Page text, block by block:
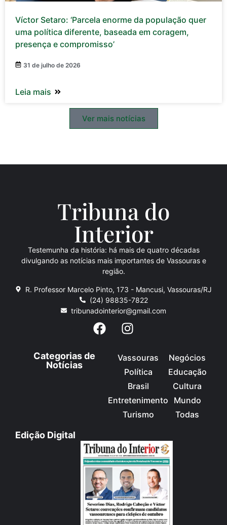
Víctor Setaro: ‘Parcela enorme da população quer
uma política diferente, baseada em coragem,
presença e compromisso’
31 de julho de 2026
Leia mais
Ver mais notícias
Tribuna do
Interior
Testemunha da história: há mais de quatro décadas
divulgando as notícias mais importantes de Vassouras e
região.
R. Professor Marcelo Pinto, 173 - Mancusi, Vassouras/RJ
(24) 98835-7822
tribunadointerior@gmail.com
Categorias de
Notícias
Vassouras
Política
Brasil
Entretenimento
Turismo
Negócios
Educação
Cultura
Mundo
Todas
Edição Digital